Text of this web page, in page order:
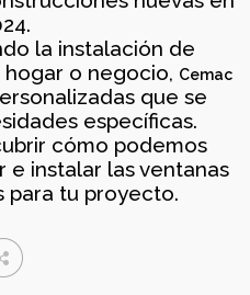
la instalación de
hogar o negocio, Cemac
que se
específicas.
cómo podemos
e instalar las ventanas
para tu proyecto.